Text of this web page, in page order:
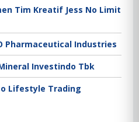
Tim Kreatif Jess No Limit
Pharmaceutical Industries
Investindo Tbk
Lifestyle Trading